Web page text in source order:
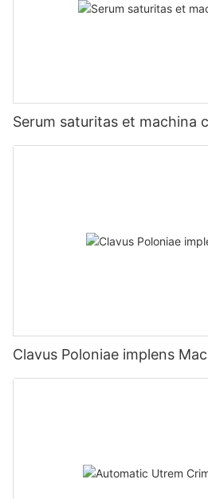
Serum saturitas et machina
Clavus Poloniae implens